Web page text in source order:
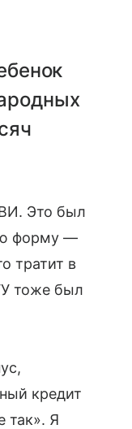
Это был
форму —
тратит в
тоже был
кредит
так». Я